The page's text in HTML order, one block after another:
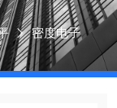
密度电子